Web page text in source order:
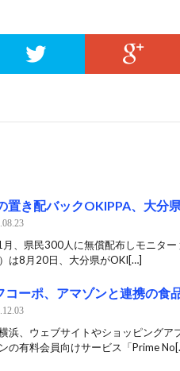
置き配バックOKIPPA、大分
、県民300人に無償配布しモニタ
は8月20日、大分県がOKI[…]
コーポ、アマゾンと連携の食
浜、ウェブサイトやショッピング
の有料会員向けサービス「Prime